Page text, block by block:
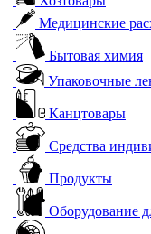
Медицинские
Бытовая химия
Упаковочные
Канцтовары
Средства
Продукты
Оборудование